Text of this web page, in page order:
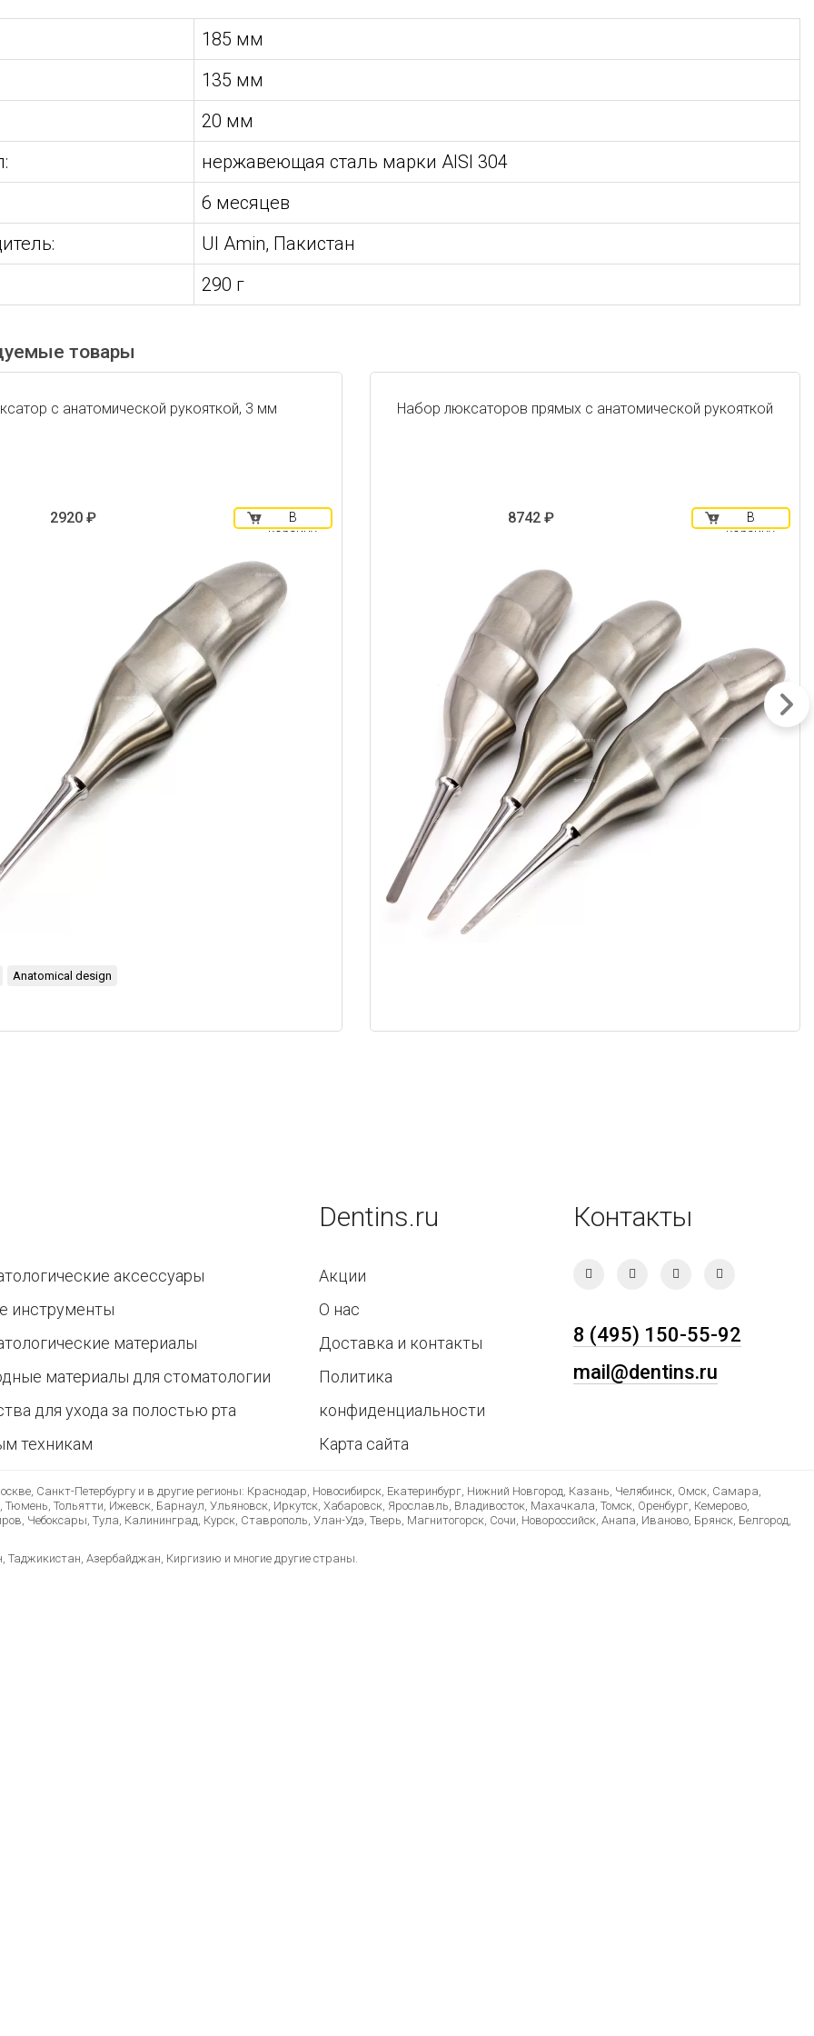
185 мм
135 мм
20 мм
нержавеющая сталь марки AISI 304
6 месяцев
Ul Amin, Пакистан
290 г
товары
с анатомической рукояткой, 3 мм
2920 ₽
В
корзину
Anatomical design
Набор люксаторов прямых с анатомической рукояткой
8742 ₽
В
корзину
аксессуары
инструменты
материалы
материалы для стоматологии
для ухода за полостью рта
техникам
Dentins.ru
Акции
О нас
Доставка и контакты
Политика
конфиденциальности
Карта сайта
Контакты
8 (495) 150-55-92
mail@dentins.ru
Санкт-Петербургу и в другие регионы: Краснодар, Новосибирск, Екатеринбург, Нижний Новгород, Казань, Челябинск, Омск, Самара,
Тольятти, Ижевск, Барнаул, Ульяновск, Иркутск, Хабаровск, Ярославль, Владивосток, Махачкала, Томск, Оренбург, Кемерово,
Чебоксары, Тула, Калининград, Курск, Ставрополь, Улан-Удэ, Тверь, Магнитогорск, Сочи, Новороссийск, Анапа, Иваново, Брянск, Белгород,
Азербайджан, Киргизию и многие другие страны.